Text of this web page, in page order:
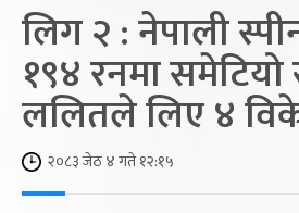
लिग २ : नेपाली
१९४ रनमा
ललितले लिए ४
२०८३ जेठ ४ गते १२:१५